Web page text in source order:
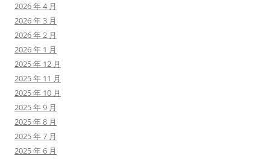
2026 年 4 月
2026 年 3 月
2026 年 2 月
2026 年 1 月
2025 年 12 月
2025 年 11 月
2025 年 10 月
2025 年 9 月
2025 年 8 月
2025 年 7 月
2025 年 6 月